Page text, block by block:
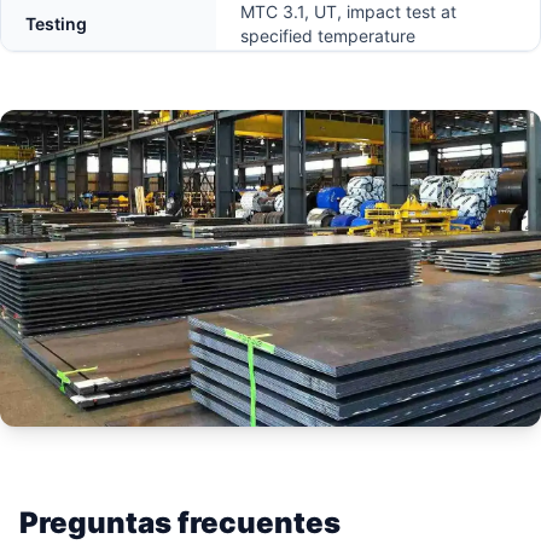
Testing
MTC 3.1, UT, impact test at
specified temperature
Preguntas frecuentes